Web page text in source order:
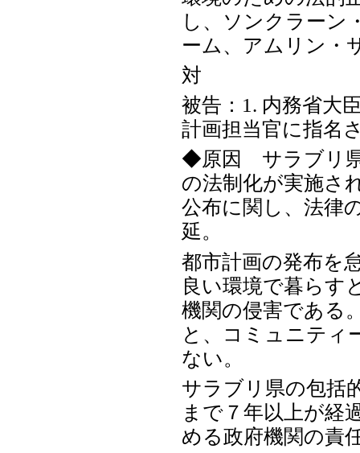
し、ソンクラーン
ーム、アムリン
対
被告：1. 内務省大
計画担当官に指名
◆原因 サラブリ県
の法制化が実施さ
公布に関し、法律
延。
都市計画の発布を
良い環境で暮らす
機関の侵害である
と、コミュニティ
ない。
サラブリ県の包括
まで７年以上が経
める政府機関の責